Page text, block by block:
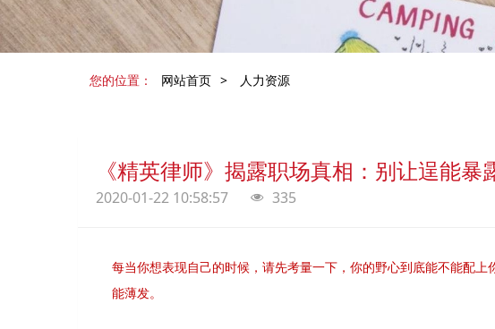
您的位置： 网站首页 > 人力资源
《精英律师》揭露职场真相：别让逞能暴
2020-01-22 10:58:57 335
每当你想表现自己的时候，请先考量一下，你的野心到底能不能配
能薄发。